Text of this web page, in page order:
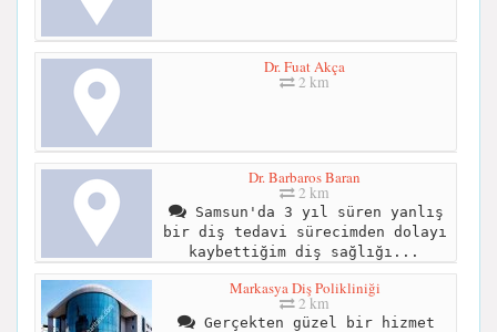
Dr. Fuat Akça
2 km
Dr. Barbaros Baran
2 km
Samsun'da 3 yıl süren yanlış
bir diş tedavi sürecimden dolayı
kaybettiğim diş sağlığı...
Markasya Diş Polikliniği
2 km
Gerçekten güzel bir hizmet